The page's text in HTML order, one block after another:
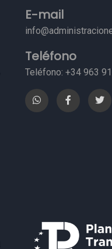
E-mail
Teléfono
Teléfono: +34 963